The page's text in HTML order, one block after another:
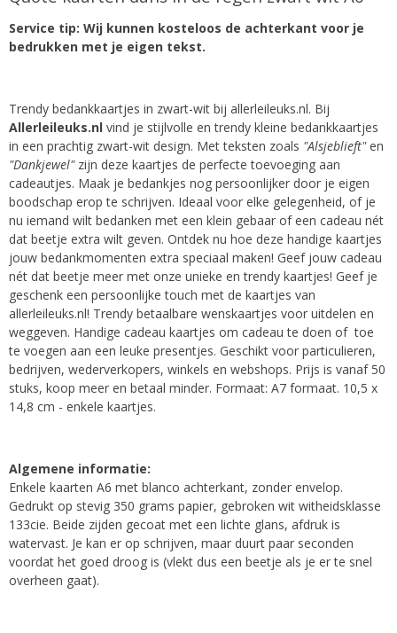
Service tip: Wij kunnen kosteloos de achterkant voor je
bedrukken met je eigen tekst.
Trendy bedankkaartjes in zwart-wit bij allerleileuks.nl. Bij
Allerleileuks.nl vind je stijlvolle en trendy kleine bedankkaartjes
in een prachtig zwart-wit design. Met teksten zoals "Alsjeblieft"en
"Dankjewel"zijn deze kaartjes de perfecte toevoeging aan
cadeautjes. Maak je bedankjes nog persoonlijker door je eigen
boodschap erop te schrijven. Ideaal voor elke gelegenheid, of je
nu iemand wilt bedanken met een klein gebaar of een cadeau nét
dat beetje extra wilt geven. Ontdek nu hoe deze handige kaartjes
jouw bedankmomenten extra speciaal maken! Geef jouw cadeau
nét dat beetje meer met onze unieke en trendy kaartjes! Geef je
geschenk een persoonlijke touch met de kaartjes van
allerleileuks.nl! Trendy betaalbare wenskaartjes voor uitdelen en
weggeven. Handige cadeau kaartjes om cadeau te doen of toe
te voegen aan een leuke presentjes. Geschikt voor particulieren,
bedrijven, wederverkopers, winkels en webshops. Prijs is vanaf 50
stuks, koop meer en betaal minder. Formaat: A7 formaat. 10,5 x
14,8 cm - enkele kaartjes.
Algemene informatie:
Enkele kaarten A6 met blanco achterkant, zonder envelop.
Gedrukt op stevig 350 grams papier, gebroken wit witheidsklasse
133cie. Beide zijden gecoat met een lichte glans, afdruk is
watervast. Je kan er op schrijven, maar duurt paar seconden
voordat het goed droog is (vlekt dus een beetje als je er te snel
overheen gaat).